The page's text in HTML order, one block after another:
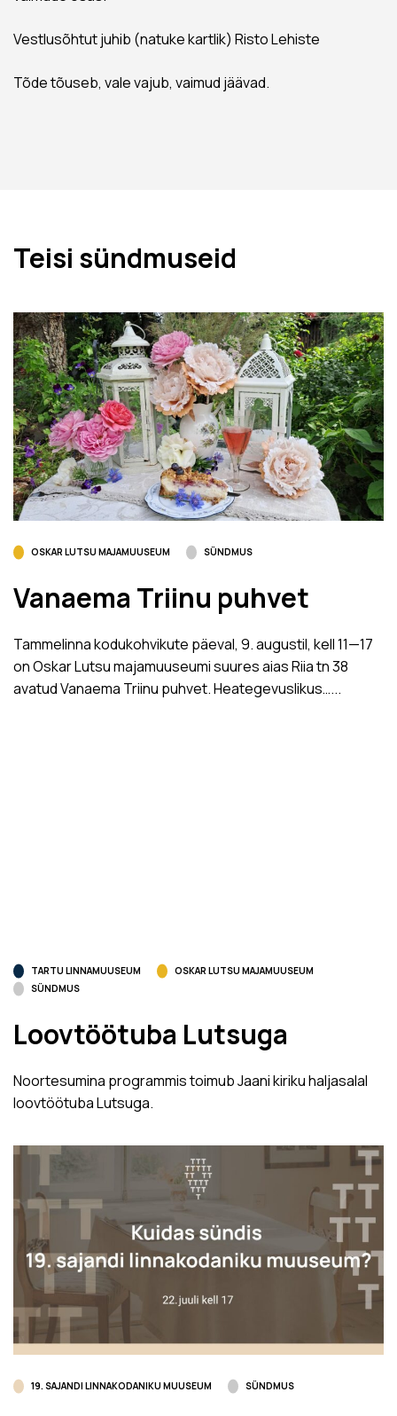
Vestlusõhtut juhib (natuke kartlik) Risto Lehiste
Tõde tõuseb, vale vajub, vaimud jäävad.
Teisi sündmuseid
OSKAR LUTSU MAJAMUUSEUM SÜNDMUS
Vanaema Triinu puhvet
Tammelinna kodukohvikute päeval, 9. augustil, kell 11­—17
on Oskar Lutsu majamuuseumi suures aias Riia tn 38
avatud Vanaema Triinu puhvet. Heategevuslikus…...
TARTU LINNAMUUSEUM
OSKAR LUTSU MAJAMUUSEUM
SÜNDMUS
Loovtöötuba Lutsuga
Noortesumina programmis toimub Jaani kiriku haljasalal
loovtöötuba Lutsuga.
19. SAJANDI LINNAKODANIKU MUUSEUM SÜNDMUS